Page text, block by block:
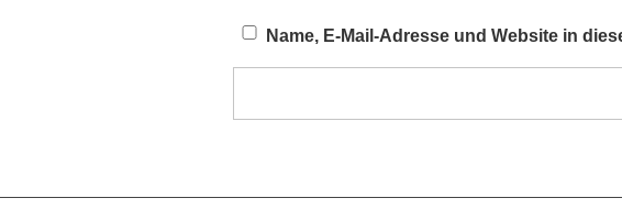
Name, E-Mail-Adresse und Website in